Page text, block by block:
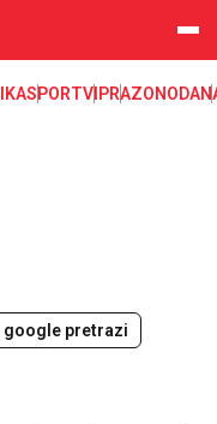
SPORTVIPRAZONODA
google pretrazi